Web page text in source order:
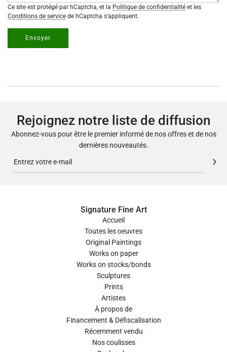
Ce site est protégé par hCaptcha, et la Politique de confidentialité et les
Conditions de service de hCaptcha s’appliquent.
Envoyer
Rejoignez notre liste de diffusion
Abonnez-vous pour être le premier informé de nos offres et de nos
dernières nouveautés.
Signature Fine Art
Accueil
Toutes les oeuvres
Original Paintings
Works on paper
Works on stocks/bonds
Sculptures
Prints
Artistes
À propos de
Financement & Défiscalisation
Récemment vendu
Nos coulisses